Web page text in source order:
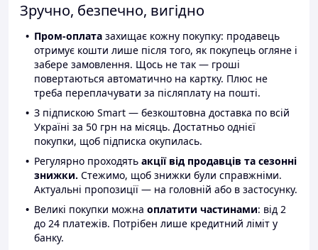
Зручно, безпечно, вигідно
Пром-оплата захищає кожну покупку: продавець
отримує кошти лише після того, як покупець огляне і
забере замовлення. Щось не так — гроші
повертаються автоматично на картку. Плюс не
треба переплачувати за післяплату на пошті.
З підпискою Smart — безкоштовна доставка по всій
Україні за 50 грн на місяць. Достатньо однієї
покупки, щоб підписка окупилась.
Регулярно проходять акції від продавців та сезонні
знижки. Стежимо, щоб знижки були справжніми.
Актуальні пропозиції — на головній або в застосунку.
Великі покупки можна оплатити частинами: від 2
до 24 платежів. Потрібен лише кредитний ліміт у
банку.